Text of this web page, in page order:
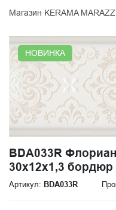
Магазин KERAMA
НОВИНКА
BDA033R
30x12x1,3 бордюр
Артикул: BDA033R